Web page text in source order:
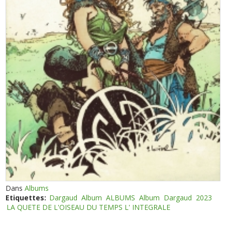
DansAlbums
Etiquettes: Dargaud Album ALBUMS Album Dargaud 2023
LA QUETE DE L'OISEAU DU TEMPS L' INTEGRALE